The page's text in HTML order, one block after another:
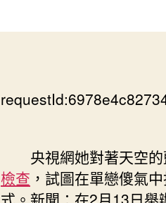
央視網她對著天空
檢查 ，試圖在單戀傻氣
式。新聞：在2月13日舉